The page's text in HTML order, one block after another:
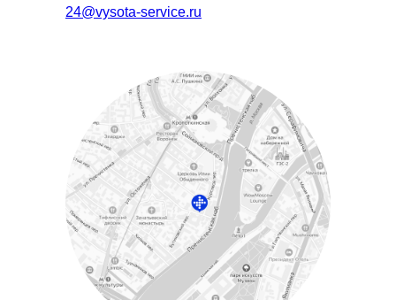
24@vysota-service.ru